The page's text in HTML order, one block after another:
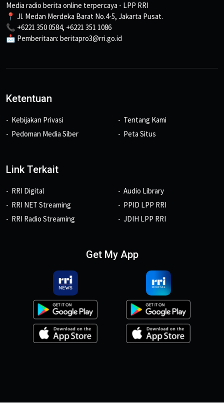
Media radio berita online terpercaya - LPP RRI
📍 Jl. Medan Merdeka Barat No.4-5, Jakarta Pusat.
📞 +6221 350 0584, +6221 351 1086
📩 Pemberitaan: beritapro3@rri.go.id
Ketentuan
Kebijakan Privasi
Pedoman Media Siber
Tentang Kami
Peta Situs
Link Terkait
RRI Digital
RRI NET Streaming
RRI Radio Streaming
Audio Library
PPID LPP RRI
JDIH LPP RRI
Get My App